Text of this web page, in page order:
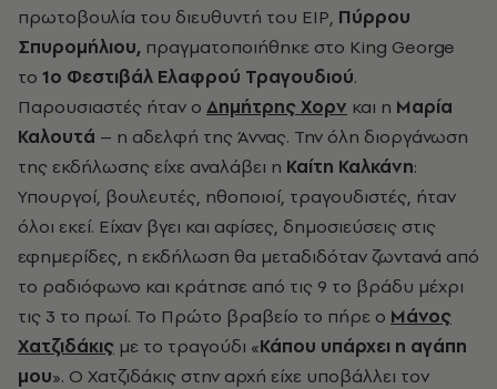
πρωτοβουλία του διευθυντή του ΕΙΡ, Πύρρου
Σπυρομήλιου, πραγματοποιήθηκε στο King George
τo 1o Φεστιβάλ Ελαφρού Τραγουδιού.
Παρουσιαστές ήταν ο Δημήτρης Χορν και η Μαρία
Καλουτά – η αδελφή της Άννας. Την όλη διοργάνωση
της εκδήλωσης είχε αναλάβει η Καίτη Καλκάνη:
Υπουργοί, βουλευτές, ηθοποιοί, τραγουδιστές, ήταν
όλοι εκεί. Είχαν βγει και αφίσες, δημοσιεύσεις στις
εφημερίδες, η εκδήλωση θα μεταδιδόταν ζωντανά από
το ραδιόφωνο και κράτησε από τις 9 το βράδυ μέχρι
τις 3 το πρωί. Το Πρώτο βραβείο το πήρε ο Μάνος
Χατζιδάκις με το τραγούδι «Κάπου υπάρχει η αγάπη
μου». Ο Χατζιδάκις στην αρχή είχε υποβάλλει τον